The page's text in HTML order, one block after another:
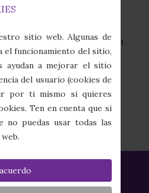
Elcano, 7 · 41011 Sevilla
sitio web. Algunas de
el funcionamiento del sitio,
ayudan a mejorar el sitio
del usuario (cookies de
por ti mismo si quieres
Ten en cuenta que si
no puedas usar todas las